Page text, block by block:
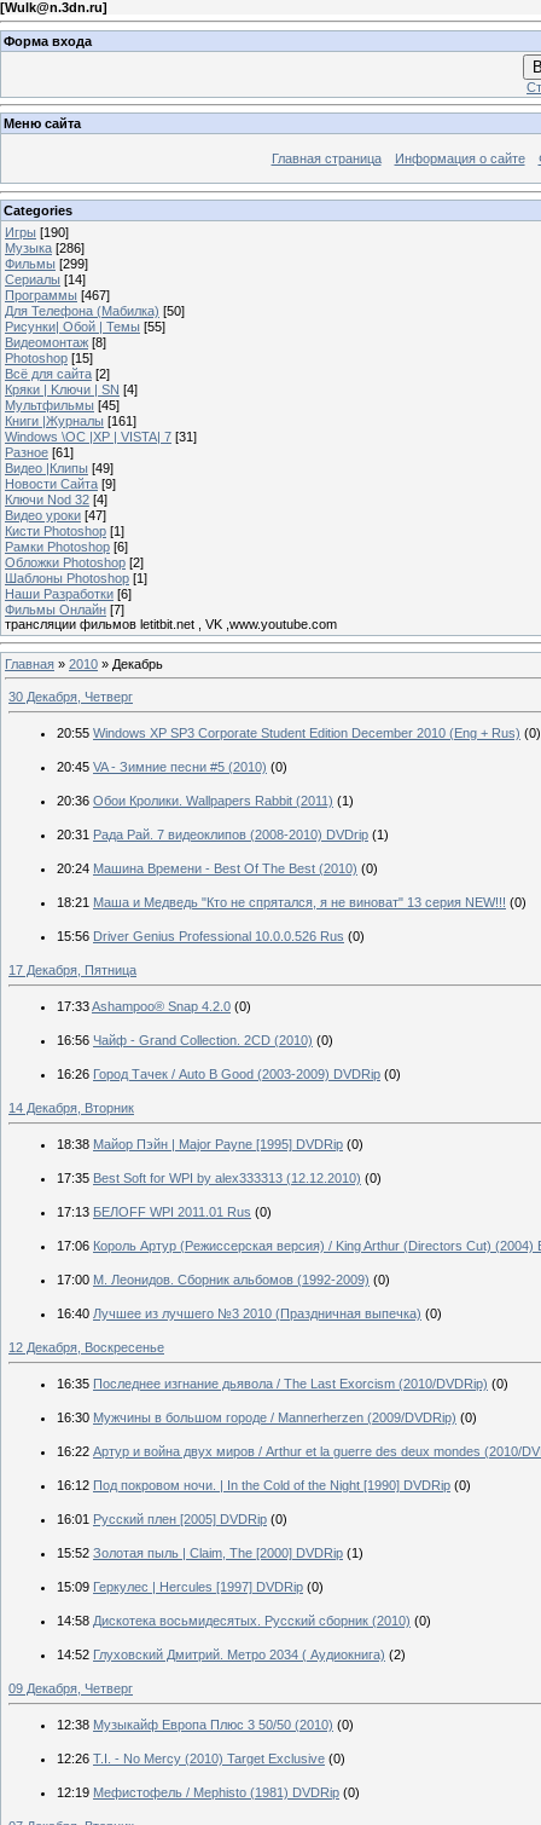
[Wulk@n.3dn.ru]
Форма входа
Меню сайта
Главная страница Информация о сайте
Categories
Игры [190]
Музыка [286]
Фильмы [299]
Сериалы [14]
Программы [467]
Для Телефона (Мабилка) [50]
Рисунки| Обой | Темы [55]
Видеомонтаж [8]
Photoshop [15]
Всё для сайта [2]
Кряки | Kлючи | SN [4]
Мультфильмы [45]
Книги |Журналы [161]
Windows \OC |XP | VISTA| 7 [31]
Разное [61]
Видео |Клипы [49]
Новости Сайта [9]
Ключи Nod 32 [4]
Видео уроки [47]
Кисти Photoshop [1]
Рамки Photoshop [6]
Обложки Photoshop [2]
Шаблоны Photoshop [1]
Наши Разработки [6]
Фильмы Онлайн [7]
трансляции фильмов letitbit.net , VK ,www.youtube.com
Главная » 2010 » Декабрь
30 Декабря, Четверг
20:55 Windows XP SP3 Corporate Student Edition December 2010 (Eng + Rus) (0)
20:45 VA - Зимние песни #5 (2010) (0)
20:36 Обои Кролики. Wallpapers Rabbit (2011) (1)
20:31 Рада Рай. 7 видеоклипов (2008-2010) DVDrip (1)
20:24 Машина Времени - Best Of The Best (2010) (0)
18:21 Маша и Медведь "Кто не спрятался, я не виноват" 13 серия NEW!!! (0)
15:56 Driver Genius Professional 10.0.0.526 Rus (0)
17 Декабря, Пятница
17:33Ashampoo® Snap 4.2.0 (0)
16:56 Чайф - Grand Collection. 2CD (2010) (0)
16:26 Город Тачек / Auto B Good (2003-2009) DVDRip (0)
14 Декабря, Вторник
18:38 Майор Пэйн | Major Payne [1995] DVDRip (0)
17:35 Best Soft for WPI by alex333313 (12.12.2010) (0)
17:13 БЕЛOFF WPI 2011.01 Rus (0)
17:06 Король Артур (Режиссерская версия) / King Arthur (Directors Cut) (2004)
17:00 М. Леонидов. Сборник альбомов (1992-2009) (0)
16:40 Лучшее из лучшего №3 2010 (Праздничная выпечка) (0)
12 Декабря, Воскресенье
16:35 Последнее изгнание дьявола / The Last Exorcism (2010/DVDRip) (0)
16:30 Мужчины в большом городе / Mannerherzen (2009/DVDRip) (0)
16:22 Артур и война двух миров / Arthur et la guerre des deux mondes (2010/
16:12 Под покровом ночи. | In the Cold of the Night [1990] DVDRip (0)
16:01 Русский плен [2005] DVDRip (0)
15:52 Золотая пыль | Claim, The [2000] DVDRip (1)
15:09 Геркулес | Hercules [1997] DVDRip (0)
14:58 Дискотека восьмидесятых. Русский сборник (2010) (0)
14:52 Глуховский Дмитрий. Метро 2034 ( Аудиокнига) (2)
09 Декабря, Четверг
12:38 Музыкайф Европа Плюс 3 50/50 (2010) (0)
12:26 T.I. - No Mercy (2010) Target Exclusive (0)
12:19 Мефистофель / Mephisto (1981) DVDRip (0)